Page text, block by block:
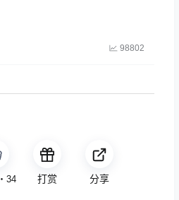
98802
・ 34 打赏 分享